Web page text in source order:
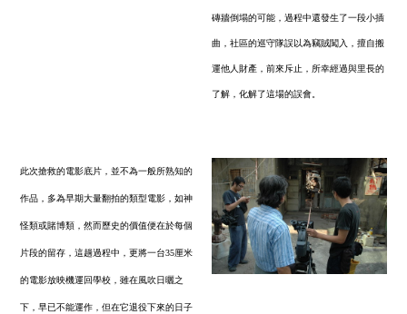
此次搶救的電影底片，並不為一般所熟知的
作品，多為早期大量翻拍的類型電影，如神
怪類或賭博類，然而歷史的價值便在於每個
片段的留存，這趟過程中，更將一台35厘米
的電影放映機運回學校，雖在風吹日曬之
下，早已不能運作，但在它退役下來的日子
磚牆倒塌的可能，過程中還發生了一段小插
曲，社區的巡守隊誤以為竊賊闖入，擅自搬
運他人財產，前來斥止，所幸經過與里長的
了解，化解了這場的誤會。